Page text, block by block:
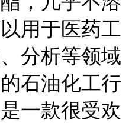
用于医药工
分析等领域
石油化工行
一款很受欢